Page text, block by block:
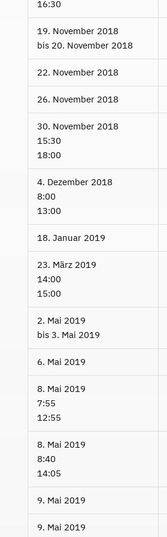
16:30
19. November 2018
bis 20. November 2018
22. November 2018
26. November 2018
30. November 2018
15:30
18:00
4. Dezember 2018
8:00
13:00
18. Januar 2019
23. März 2019
14:00
15:00
2. Mai 2019
bis 3. Mai 2019
6. Mai 2019
8. Mai 2019
7:55
12:55
8. Mai 2019
8:40
14:05
9. Mai 2019
9. Mai 2019